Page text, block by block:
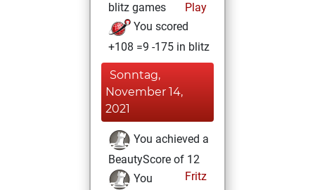
blitz games
Play
You scored
+108 =9 -175 in blitz
Sonntag,
November 14,
2021
You achieved a
BeautyScore of 12
Fritz
You